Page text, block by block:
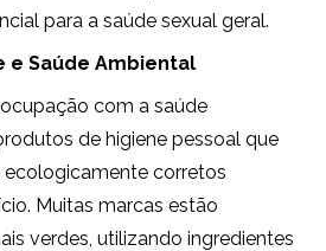
para a saúde sexual geral.
e Saúde Ambiental
com a saúde
de higiene pessoal que
ecologicamente corretos
Muitas marcas estão
verdes, utilizando ingredientes